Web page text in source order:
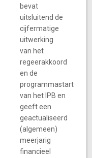
bevat
uitsluitend de
cijfermatige
uitwerking
van het
regeerakkoord
en de
programmastart
van het IPB en
geeft een
geactualiseerd
(algemeen)
meerjarig
financieel